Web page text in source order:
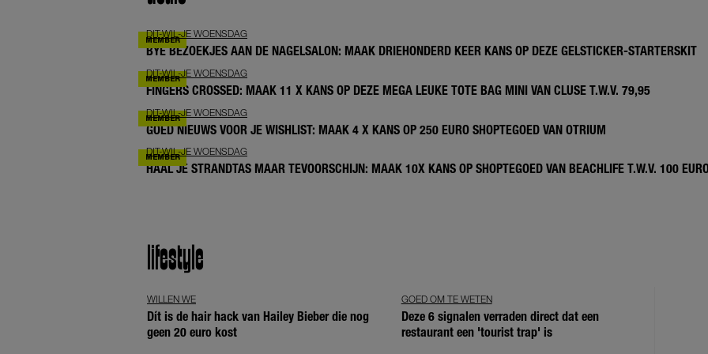
DIT-WIL-JE WOENSDAG
BYE BEZOEKJES AAN DE NAGELSALON: MAAK DRIEHONDERD KEER KANS OP DEZE GELSTICKER-STARTERSKIT
DIT-WIL-JE WOENSDAG
FINGERS CROSSED: MAAK 11 X KANS OP DEZE MEGA LEUKE TOTE BAG MINI VAN CLUSE T.W.V. 79,95
DIT-WIL-JE WOENSDAG
GOED NIEUWS VOOR JE WISHLIST: MAAK 4 X KANS OP 250 EURO SHOPTEGOED VAN OTRIUM
DIT-WIL-JE WOENSDAG
HAAL JE STRANDTAS MAAR TEVOORSCHIJN: MAAK 10X KANS OP SHOPTEGOED VAN BEACHLIFE T.W.V. 100
lifestyle
WILLEN WE
Dít is de hair hack van Hailey Bieber die nog
geen 20 euro kost
GOED OM TE WETEN
Deze 6 signalen verraden direct dat een
restaurant een 'tourist trap' is